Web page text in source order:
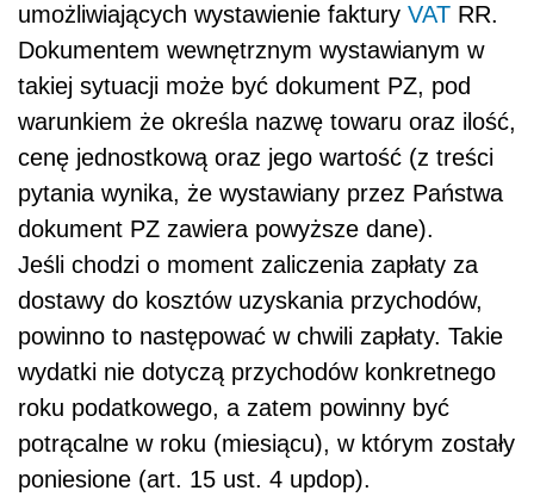
umożliwiających wystawienie faktury VAT RR.
Dokumentem wewnętrznym wystawianym w
takiej sytuacji może być dokument PZ, pod
warunkiem że określa nazwę towaru oraz ilość,
cenę jednostkową oraz jego wartość (z treści
pytania wynika, że wystawiany przez Państwa
dokument PZ zawiera powyższe dane).
Jeśli chodzi o moment zaliczenia zapłaty za
dostawy do kosztów uzyskania przychodów,
powinno to następować w chwili zapłaty. Takie
wydatki nie dotyczą przychodów konkretnego
roku podatkowego, a zatem powinny być
potrącalne w roku (miesiącu), w którym zostały
poniesione (art. 15 ust. 4 updop).